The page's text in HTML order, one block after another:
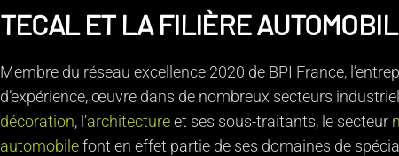
TECAL ET LA FILIÈRE
Membre du réseau excellence 2020 de BPI France,
d’expérience, œuvre dans de nombreux secteurs
décoration, l’architectureet ses sous-traitants, le secteur
automobilefont en effet partie de ses domaines de